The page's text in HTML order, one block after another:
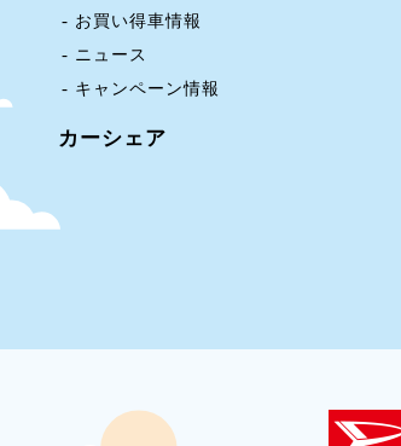
お買い得車情報
ニュース
キャンペーン情報
カーシェア